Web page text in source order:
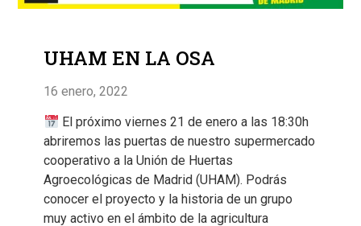
UHAM EN LA OSA
16 enero, 2022
El próximo viernes 21 de enero a las 18:30h
abriremos las puertas de nuestro supermercado
cooperativo a la Unión de Huertas
Agroecológicas de Madrid (UHAM). Podrás
conocer el proyecto y la historia de un grupo
muy activo en el ámbito de la agricultura